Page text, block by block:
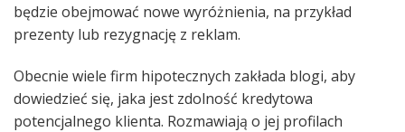
będzie obejmować nowe wyróżnienia, na przykład
prezenty lub rezygnację z reklam.
Obecnie wiele firm hipotecznych zakłada blogi, aby
dowiedzieć się, jaka jest zdolność kredytowa
potencjalnego klienta. Rozmawiają o jej profilach